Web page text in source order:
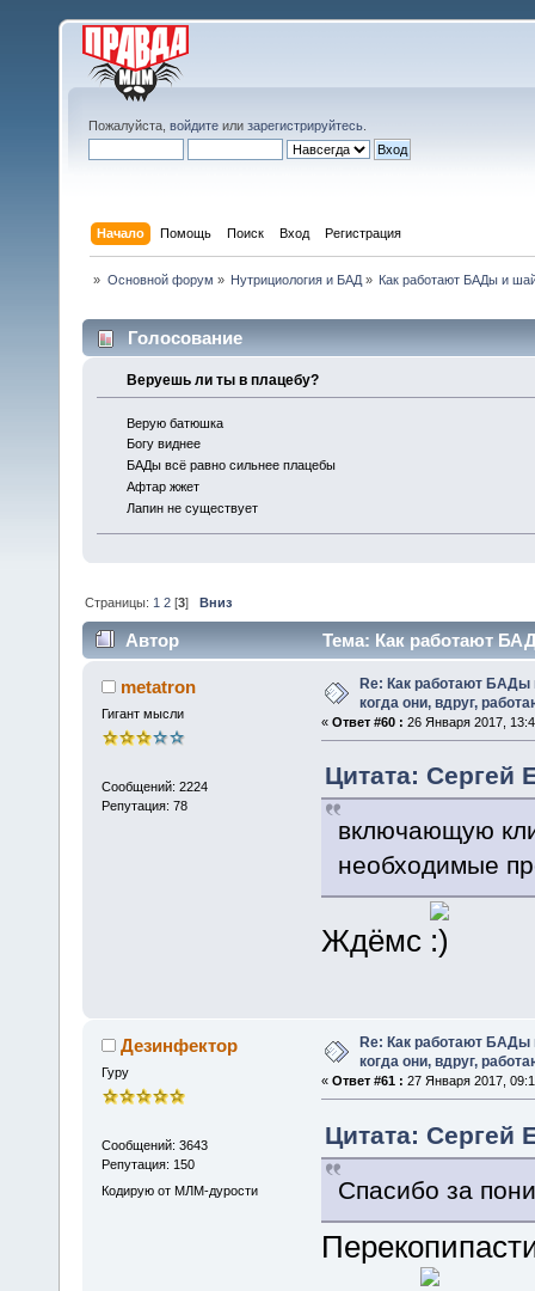
Пожалуйста, войдите или зарегистрируйтесь
Начало Помощь Поиск Вход Регистрация
» Основной форум » Нутрициология и БАД » Как работают БАДы и
Голосование
Веруешь ли ты в плацебу?
Верую батюшка
Богу виднее
БАДы всё равно сильнее плацебы
Афтар жжет
Лапин не существует
Страницы: 1 2 [3]Вниз
Автор
Тема: Как работают
(Прочитано 47793 раз)
metatron
Гигант мысли
Сообщений: 2224
Репутация: 78
Re: Как работают БАДы
когда они, вдруг,
« Ответ #60 : 26 Января 2017,
Цитата: Сергей
включающую
необходимые
Ждёмс
Дезинфектор
Гуру
Сообщений: 3643
Репутация: 150
Кодирую от МЛМ-дурости
Re: Как работают БАДы
когда они, вдруг,
« Ответ #61 : 27 Января 2017,
Цитата: Сергей
Спасибо за